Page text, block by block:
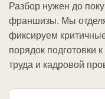
Разбор нужен до
франшизы. Мы
фиксируем
порядок подготовки
труда и кадровой